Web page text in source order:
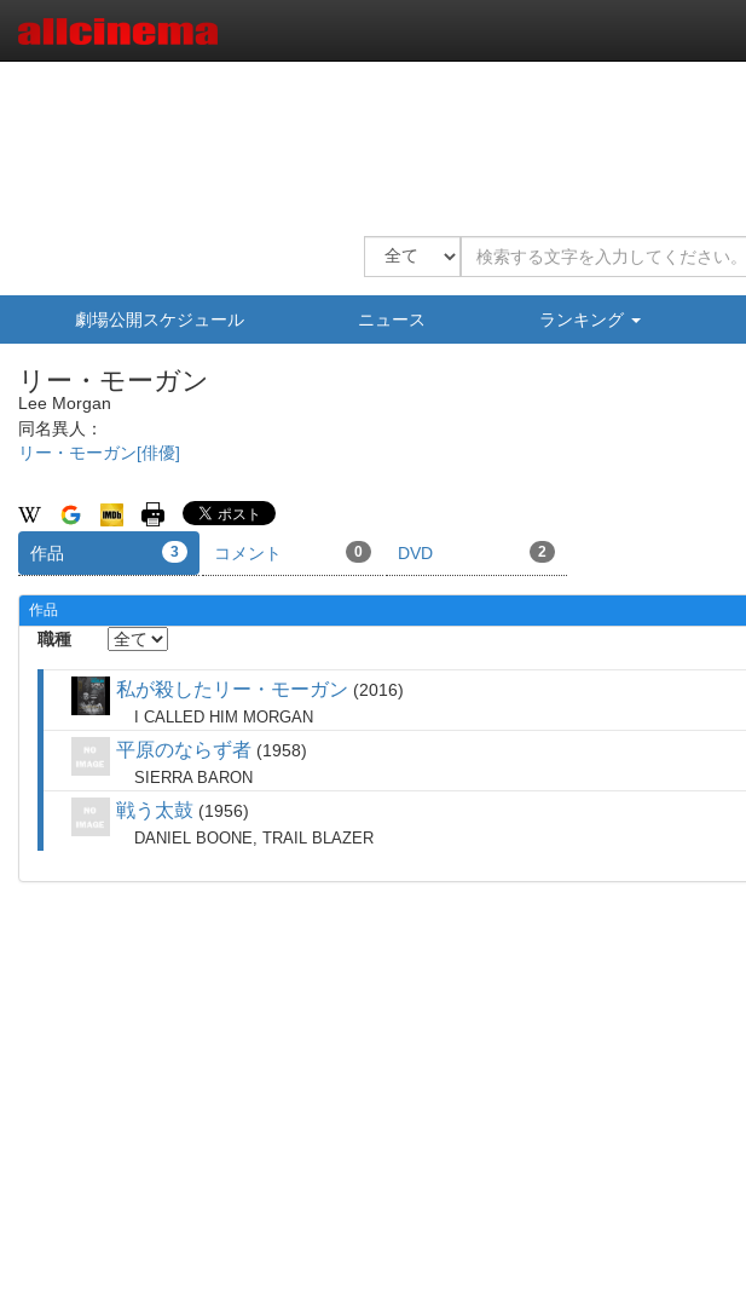
劇場公開スケジュール ニュース ランキング
リー・モーガン
Lee Morgan
同名異人：
リー・モーガン[俳優]
作品 3 コメント 0 DVD 2
作品
職種
私が殺したリー・モーガン 2016
I CALLED HIM MORGAN
平原のならず者 1958
SIERRA BARON
戦う太鼓 1956
DANIEL BOONE, TRAIL BLAZER